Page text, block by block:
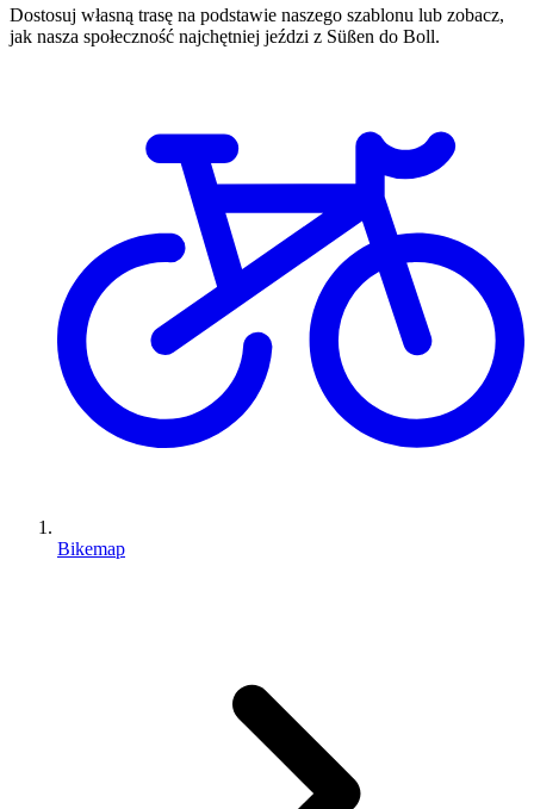
Dostosuj własną trasę na podstawie naszego szablonu lub zobacz,
jak nasza społeczność najchętniej jeździ z Süßen do Boll.
Bikemap